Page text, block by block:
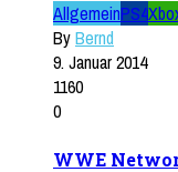
AllgemeinPS4
ByBernd
9. Januar 2014
1160
0
WWE